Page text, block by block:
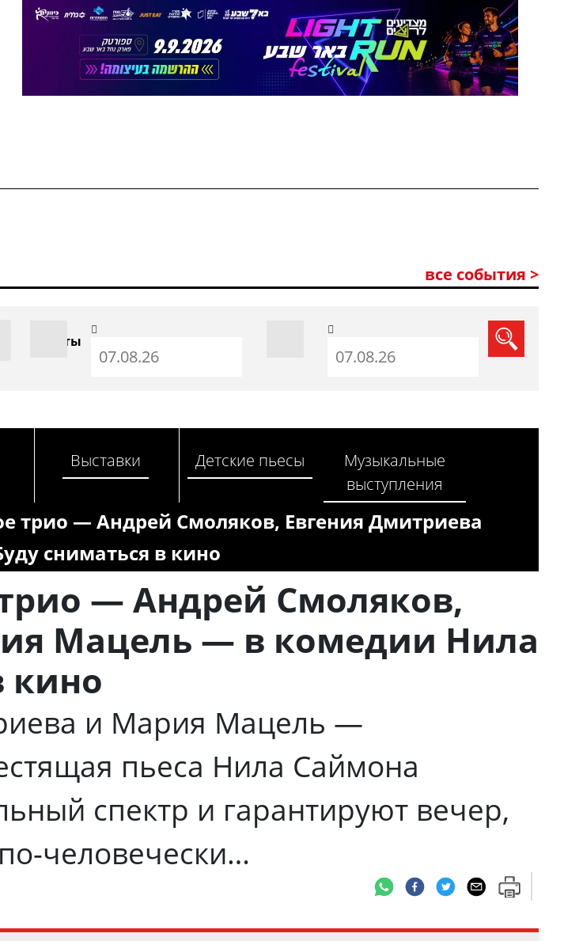
все события >
С даты
Выставки Детские пьесы
Музыкальные
выступления
трио — Андрей Смоляков, Евгения Дмитриева
сниматься в кино
— Андрей Смоляков,
Мацель — в комедии Нила
кино
и Мария Мацель —
пьеса Нила Саймона
спектр и гарантируют вечер,
человечески…